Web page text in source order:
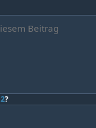
?